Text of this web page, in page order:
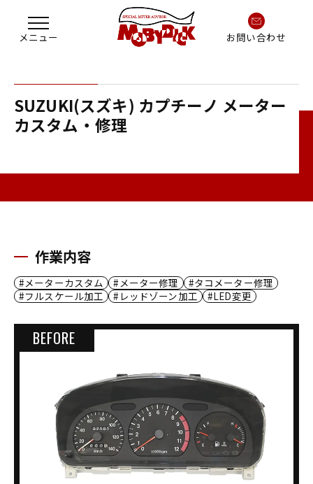
お問い合わせ
SUZUKI(スズキ) カプチーノ メーター
カスタム・修理
作業内容
メーターカスタム メーター修理
タコメーター修理
フルスケール加工
レッドゾーン加工 LED変更